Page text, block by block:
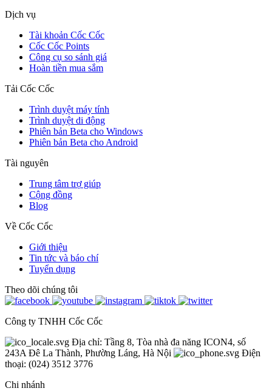
Dịch vụ
Tài khoản Cốc Cốc
Cốc Cốc Points
Công cụ so sánh giá
Hoàn tiền mua sắm
Tải Cốc Cốc
Trình duyệt máy tính
Trình duyệt di động
Phiên bản Beta cho Windows
Phiên bản Beta cho Android
Tài nguyên
Trung tâm trợ giúp
Cộng đồng
Blog
Về Cốc Cốc
Giới thiệu
Tin tức và báo chí
Tuyển dụng
Theo dõi chúng tôi
Công ty TNHH Cốc Cốc
Địa chỉ: Tầng 8, Tòa nhà đa năng ICON4, số
243A Đê La Thành, Phường Láng, Hà Nội
Điện
thoại: (024) 3512 3776
Chi nhánh